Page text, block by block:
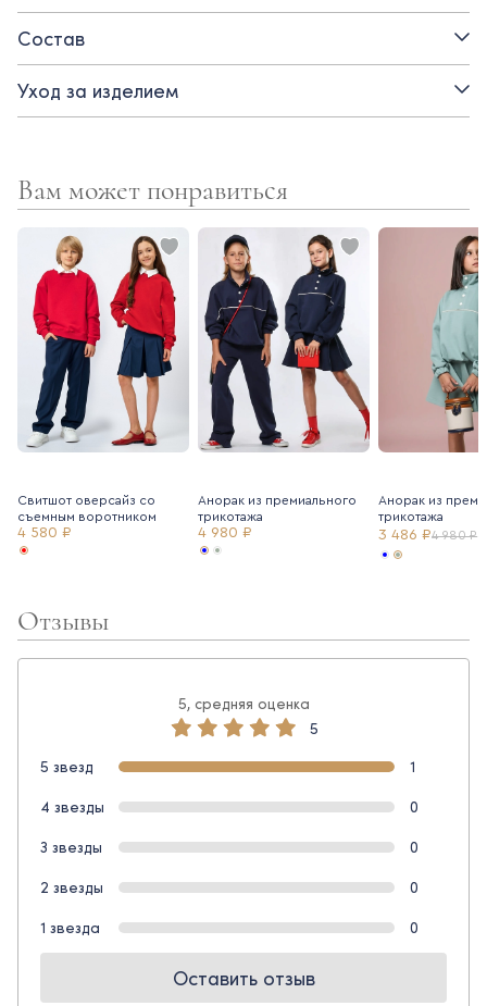
- круглый вырез горловины
- рукав до локтя
Состав
Уход за изделием
Вам может понравиться
Свитшот оверсайз со
съемным воротником
4 580 ₽
Анорак из премиального
трикотажа
4 980 ₽
Анорак из
трикотажа
3 486 ₽4 980 ₽
Отзывы
5, средняя оценка
5
5 звезд
1
4 звезды
0
3 звезды
0
2 звезды
0
1 звезда
0
Оставить отзыв